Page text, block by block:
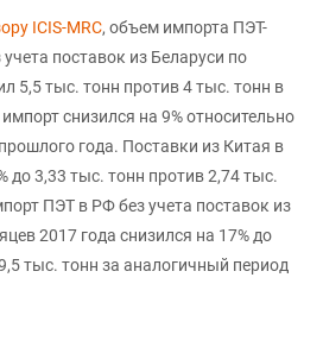
ICIS-MRC, объем импорта ПЭТ-
поставок из Беларуси по
5,5 тыс. тонн против 4 тыс. тонн в
снизился на 9% относительно
года. Поставки из Китая в
до 3,33 тыс. тонн против 2,74 тыс.
ПЭТ в РФ без учета поставок из
2017 года снизился на 17% до
тыс. тонн за аналогичный период